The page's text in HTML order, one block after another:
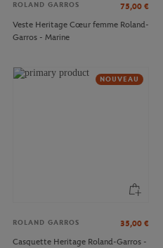
ROLAND GARROS 75,00 €
Veste Heritage Cœur femme Roland-
Garros - Marine
NOUVEAU
ROLAND GARROS 35,00 €
Casquette Heritage Roland-Garros -